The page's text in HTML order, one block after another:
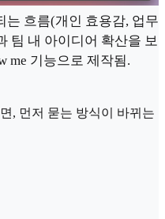
흐름(개인 효용감, 업무
팀 내 아이디어 확산을 보
me 기능으로 제작됨.
, 먼저 묻는 방식이 바뀌는